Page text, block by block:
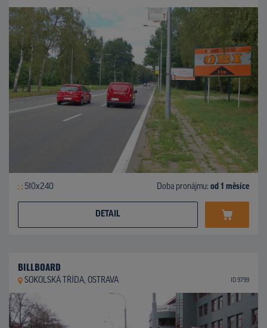
510x240 Doba pronájmu: od 1 měsíce
DETAIL
BILLBOARD
SOKOLSKÁ TŘÍDA, OSTRAVA ID 9799